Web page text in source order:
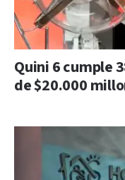
Quini 6 cumple
de $20.000